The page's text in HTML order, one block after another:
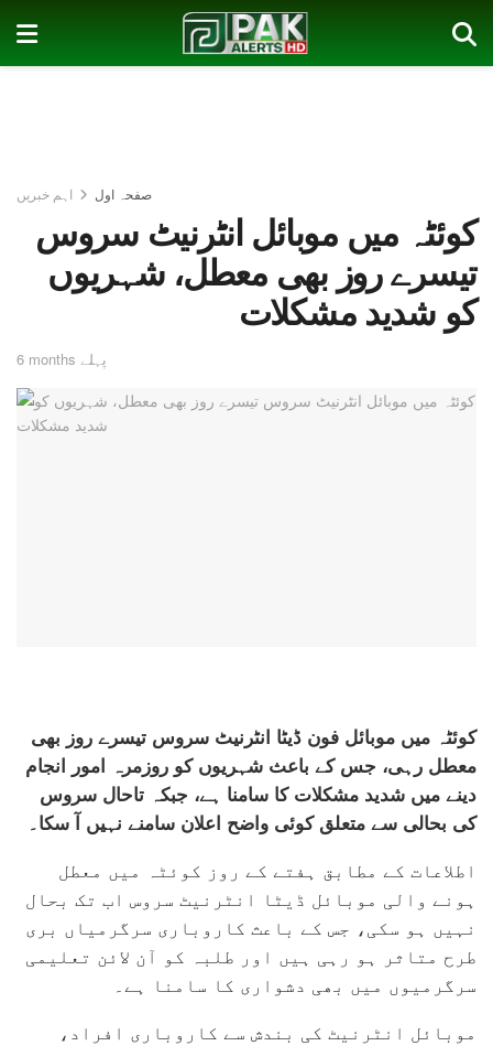
صفحہ اول اہم خبریں
کوئٹہ میں موبائل انٹرنیٹ سروس
تیسرے روز بھی معطل، شہریوں
کو شدید مشکلات
6 months پہلے
کوئٹہ میں موبائل فون ڈیٹا انٹرنیٹ سروس تیسرے روز بھی
معطل رہی، جس کے باعث شہریوں کو روزمرہ امور انجام
دینے میں شدید مشکلات کا سامنا ہے، جبکہ تاحال سروس
کی بحالی سے متعلق کوئی واضح اعلان سامنے نہیں آ سکا۔
اطلاعات کے مطابق ہفتے کے روز کوئٹہ میں معطل
ہونے والی موبائل ڈیٹا انٹرنیٹ سروس اب تک بحال
نہیں ہو سکی، جس کے باعث کاروباری سرگرمیاں بری
طرح متاثر ہو رہی ہیں اور طلبہ کو آن لائن تعلیمی
سرگرمیوں میں بھی دشواری کا سامنا ہے۔
موبائل انٹرنیٹ کی بندش سے کاروباری افراد،